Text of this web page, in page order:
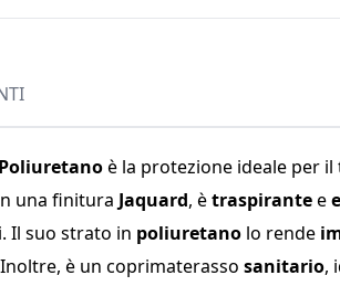
è la protezione ideale per
una finitura Jaquard, ètraspirantee
Il suo strato in poliuretano lo rende
è un coprimaterasso sanitario,